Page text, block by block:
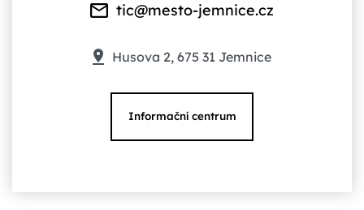
tic@mesto-jemnice.cz
Husova 2, 675 31 Jemnice
Informační centrum